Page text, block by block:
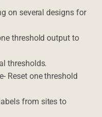
on several designs for
threshold output to
thresholds.
Reset one threshold
from sites to